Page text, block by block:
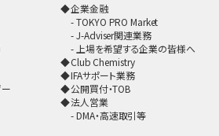
企業金融
TOKYO PRO Market
J-Adviser関連業務
上場を希望する企業の皆様へ
Club Chemistry
IFAサポート業務
公開買付・TOB
法人営業
DMA・高速取引等